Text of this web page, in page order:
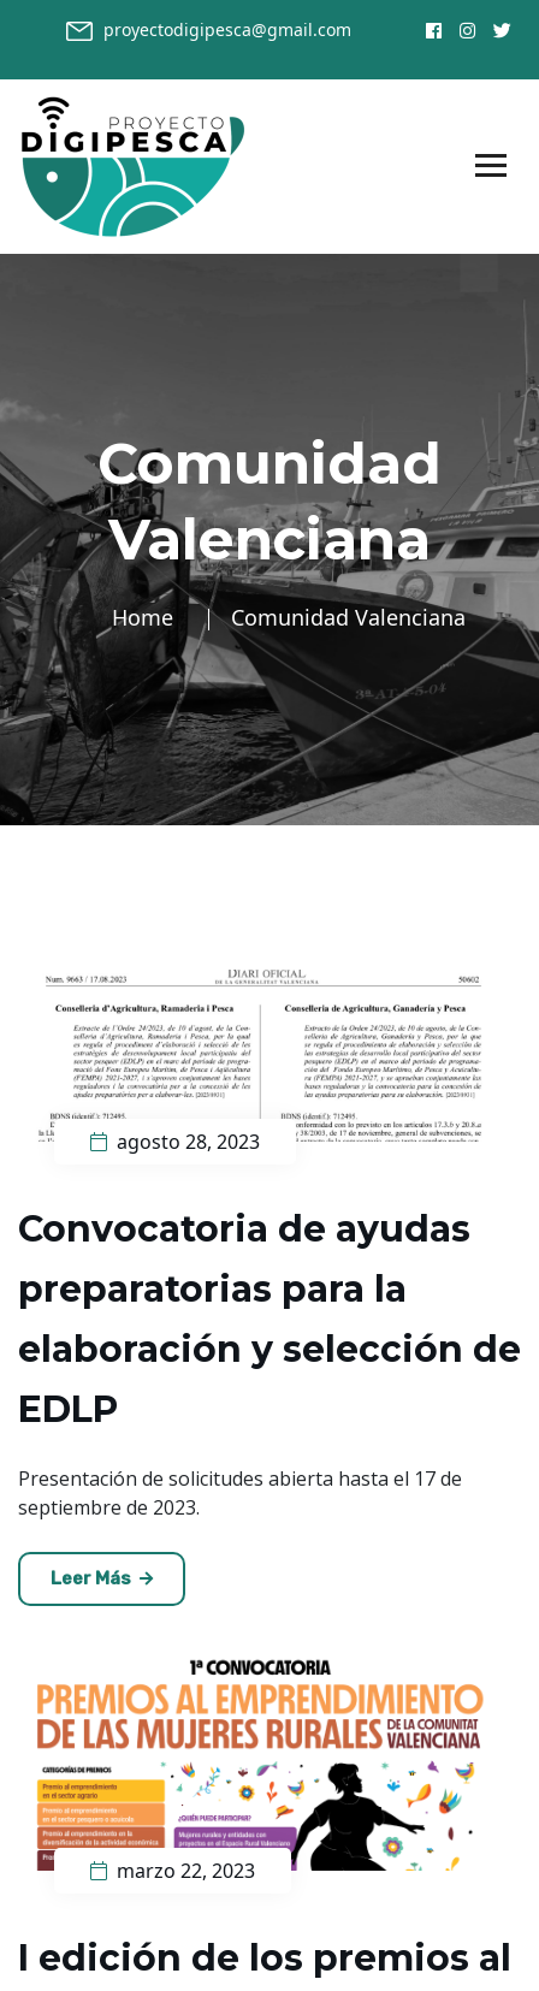
proyectodigipesca@gmail.com
Comunidad
Valenciana
Home Comunidad Valenciana
agosto 28, 2023
Convocatoria de ayudas
preparatorias para la
elaboración y selección de
EDLP
Presentación de solicitudes abierta hasta el 17 de
septiembre de 2023.
Leer Más
marzo 22, 2023
I edició​n de los premios al